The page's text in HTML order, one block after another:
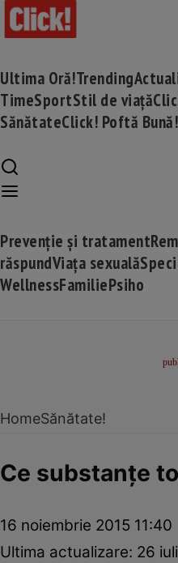
Ultima Oră!Trending
TimeSportStil de viață
SănătateClick! Poftă Bună!
Prevenție și tratament
răspundViața sexuală
WellnessFamiliePsiho
HomeSănătate!
Ce substanţe
16 noiembrie 2015 11:40
Ultima actualizare: 26